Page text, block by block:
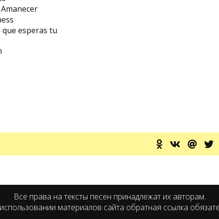
esperas tu
Все права на тексты песен принадлежат их авторам.
материалов сайта обратная ссылка